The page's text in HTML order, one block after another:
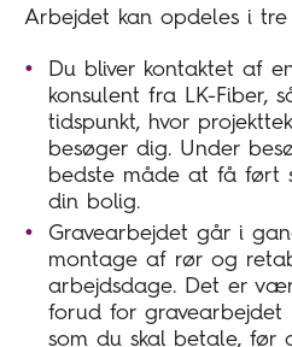
Arbejdet kan opdeles i tre
Du bliver kontaktet af
konsulent fra LK-Fiber,
tidspunkt, hvor
besøger dig. Under
bedste måde at få ført
din bolig.
Gravearbejdet går i
montage af rør og
arbejdsdage. Det er
forud for gravearbejdet
som du skal betale, før